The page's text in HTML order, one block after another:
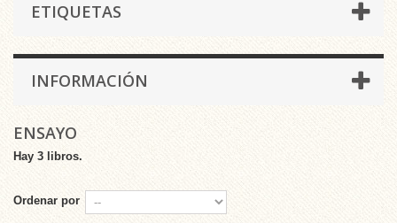
ETIQUETAS
INFORMACIÓN
ENSAYO
Hay 3 libros.
Ordenar por